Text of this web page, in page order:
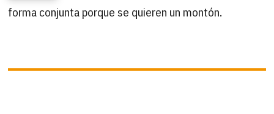
forma conjunta porque se quieren un montón.